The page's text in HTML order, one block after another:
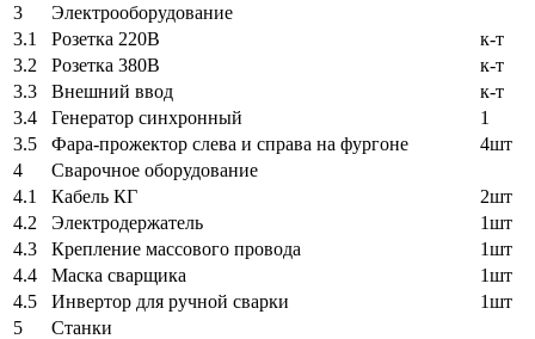
3
Электрооборудование
3.1
Розетка 220В
к-т
3.2
Розетка 380В
к-т
3.3
Внешний ввод
к-т
3.4
Генератор синхронный
1
3.5
Фара-прожектор слева и справа на фургоне
4шт
4
Сварочное оборудование
4.1
Кабель КГ
2шт
4.2
Электродержатель
1шт
4.3
Крепление массового провода
1шт
4.4
Маска сварщика
1шт
4.5
Инвертор для ручной сварки
1шт
5
Станки